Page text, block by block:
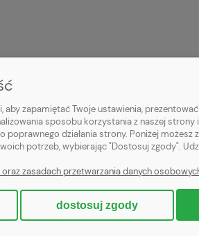
1, 00-124 Warszawa
zapamiętać Twoje ustawienia,
sposobu korzystania z naszej strony
poprawnego działania strony. Poniżej
potrzeb, wybierając "Dostosuj zgody".
zasadach przetwarzania danych
dostosuj zgody